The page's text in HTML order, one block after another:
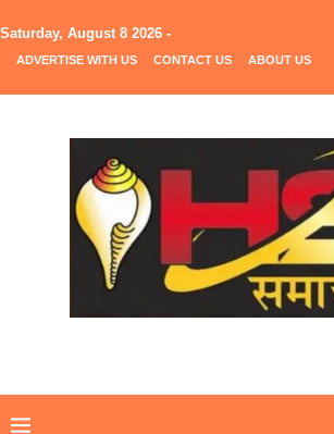
Saturday, August 8 2026 -
ADVERTISE WITH US CONTACT US ABOUT US